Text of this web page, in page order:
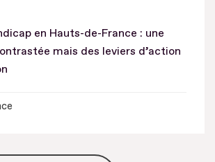
en Hauts-de-France : une
mais des leviers d’action